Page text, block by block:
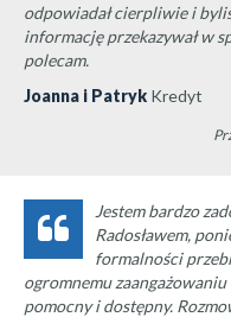
odpowiadał cierpliwie i
informację przekazywał w
polecam.
Joanna i Patryk Kredyt
Jestem bardzo
Radosławem,
formalności
ogromnemu
pomocny i dostępny.